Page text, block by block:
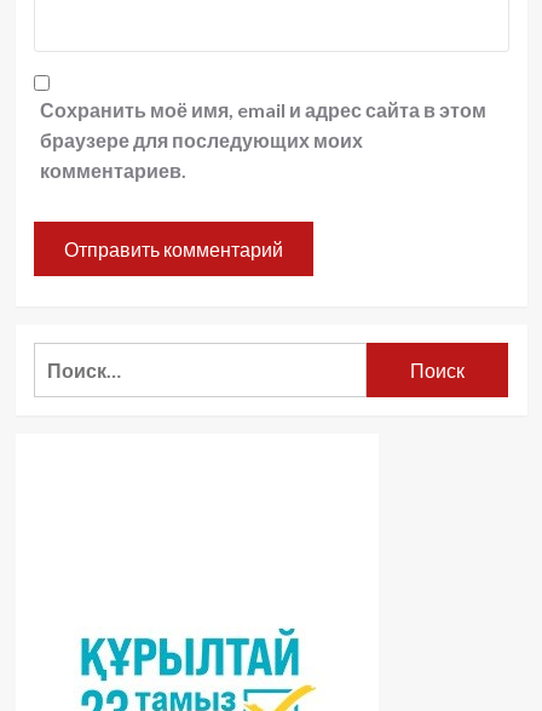
Сохранить моё имя, email и адрес сайта в этом
браузере для последующих моих
комментариев.